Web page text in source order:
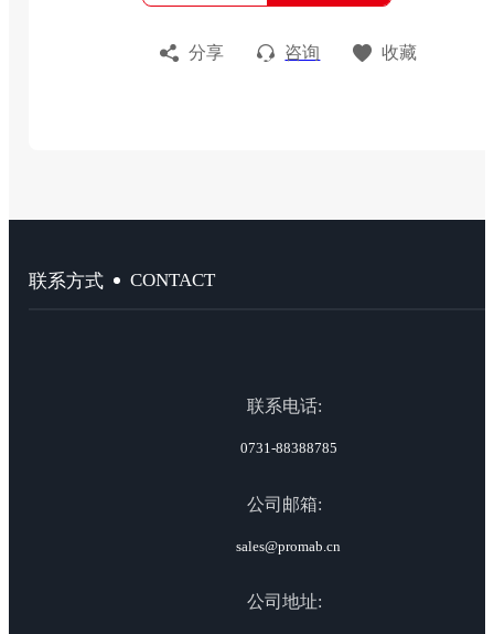
分享 咨询 收藏
联系方式 CONTACT
联系电话:
0731-88388785
公司邮箱:
sales@promab.cn
公司地址: